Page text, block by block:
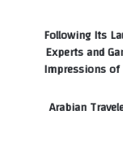
Following Its
Experts and
Impressions of
Arabian